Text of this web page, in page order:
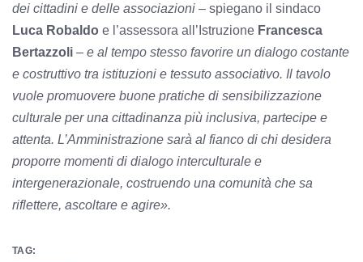
dei cittadini e delle associazioni – spiegano il sindaco
Luca Robaldo e l’assessora all’Istruzione Francesca
Bertazzoli – e al tempo stesso favorire un dialogo costante
e costruttivo tra istituzioni e tessuto associativo. Il tavolo
vuole promuovere buone pratiche di sensibilizzazione
culturale per una cittadinanza più inclusiva, partecipe e
attenta. L’Amministrazione sarà al fianco di chi desidera
proporre momenti di dialogo interculturale e
intergenerazionale, costruendo una comunità che sa
riflettere, ascoltare e agire».
TAG: